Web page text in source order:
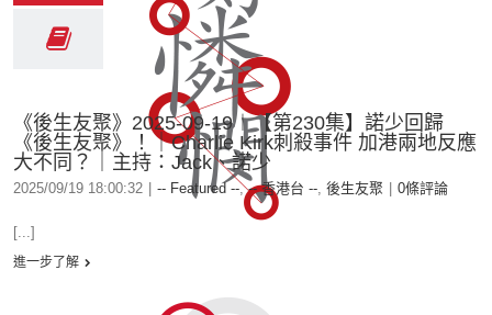
《後生友聚》2025-09-19︱【第230集】諾少回歸
《後生友聚》！｜Charlie Kirk刺殺事件 加港兩地反應
大不同？｜主持：Jack、諾少
2025/09/19 18:00:32 -- Featured --,-- 香港台 --, 後生友聚 0條評論
[...]
進一步了解